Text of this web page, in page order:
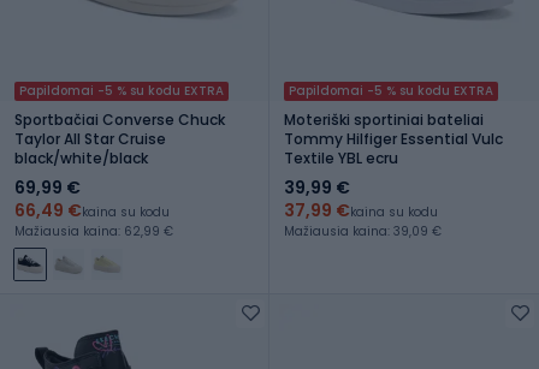
Papildomai -5 % su kodu EXTRA
Sportbačiai Converse Chuck
Taylor All Star Cruise
black/white/black
69,99 €
66,49 €kaina su kodu
Mažiausia kaina: 62,99 €
Papildomai -5 % su kodu EXTRA
Moteriški sportiniai bateliai
Tommy Hilfiger Essential Vulc
Textile YBL ecru
39,99 €
37,99 €kaina su kodu
Mažiausia kaina: 39,09 €